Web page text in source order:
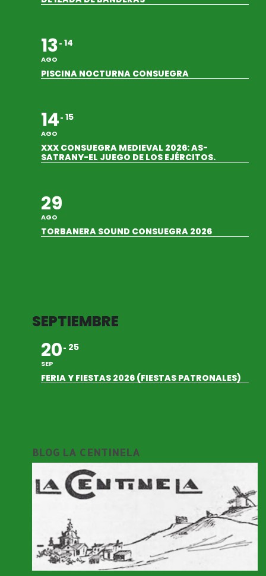
13
AGO
14
PISCINA NOCTURNA CONSUEGRA
14
AGO
15
XXX CONSUEGRA MEDIEVAL 2026: AS-
SATRANY-EL JUEGO DE LOS EJÉRCITOS.
29
AGO
TORBANERA SOUND CONSUEGRA 2026
SEPTIEMBRE
20
SEP
25
FERIA Y FIESTAS 2026 (FIESTAS PATRONALES)
BLOG LA CENTINELA